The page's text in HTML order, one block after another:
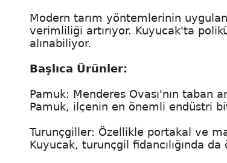
Modern tarım yöntemlerinin
verimliliği artırıyor. Kuyucak'ta
alınabiliyor.
Başlıca Ürünler:
Pamuk: Menderes Ovası'nın
Pamuk, ilçenin en önemli endüstri
Turunçgiller: Özellikle portakal ve
Kuyucak, turunçgil fidancılığında